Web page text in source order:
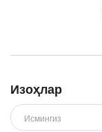
Изоҳлар